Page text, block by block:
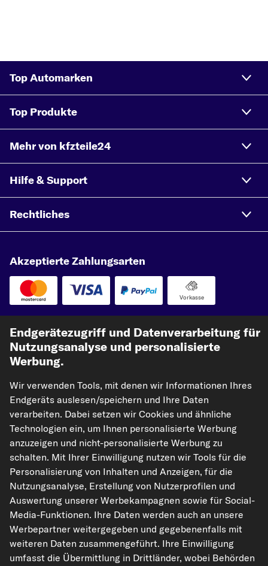
Top Automarken
Top Produkte
Mehr von kfzteile24
Hilfe & Support
Rechtliches
Akzeptierte Zahlungsarten
Vorkasse
kfzteile24.de carpardoo.nl
carpardoo.fr
carpardoo.dk
Die hier dargestellten Daten, insbesondere die gesamte Datenbank, dürfen
nicht vervielfältigt werden. Die Vervielfältigung und Verbreitung der Daten und
Einbeziehung Dritter in solche Aktivitäten ist streng verboten. Jegliche
unautorisierte Nutzung von Inhalten stellt eine Verletzung des Urheberrechts
Endgerätezugriff und Datenverarbeitung für
Nutzungsanalyse und personalisierte
Werbung.
Wir verwenden Tools, mit denen wir Informationen Ihres
Endgeräts auslesen/speichern und Ihre Daten
verarbeiten. Dabei setzen wir Cookies und ähnliche
Technologien ein, um Ihnen personalisierte Werbung
anzuzeigen und nicht-personalisierte Werbung zu
schalten. Mit Ihrer Einwilligung nutzen wir Tools für die
Personalisierung von Inhalten und Anzeigen, für die
Nutzungsanalyse, Erstellung von Nutzerprofilen und
Auswertung unserer Werbekampagnen sowie für Social-
Media-Funktionen. Ihre Daten werden auch an unsere
Werbepartner weitergegeben und gegebenenfalls mit
weiteren Daten zusammengeführt. Ihre Einwilligung
umfasst die Übermittlung in Drittländer, wobei Behörden